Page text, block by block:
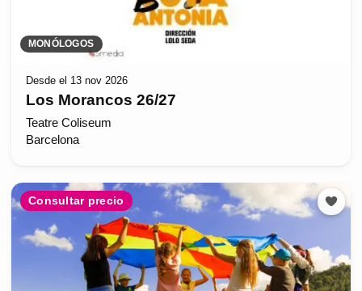
MONÓLOGOS
Desde el 13 nov 2026
Los Morancos 26/27
Teatre Coliseum
Barcelona
Consultar precio